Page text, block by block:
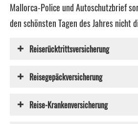
Mallorca-Police und Autoschutzbrief
den schönsten Tagen des Jahres nicht
Reiserücktrittsversicherung
Reisegepäckversicherung
Reise-Kranken­ver­si­che­rung